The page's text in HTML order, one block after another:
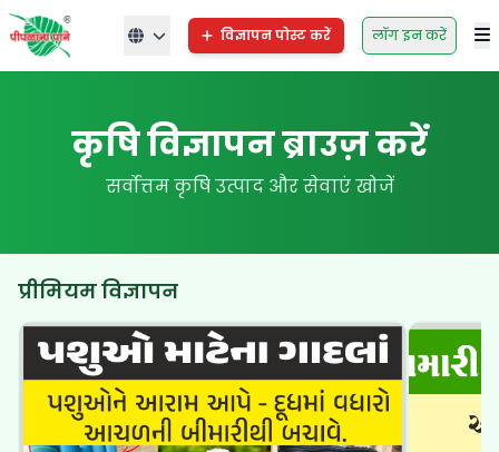
विज्ञापन पोस्ट करें लॉग इन करें
कृषि विज्ञापन ब्राउज़ करें
सर्वोत्तम कृषि उत्पाद और सेवाएं खोजें
प्रीमियम विज्ञापन